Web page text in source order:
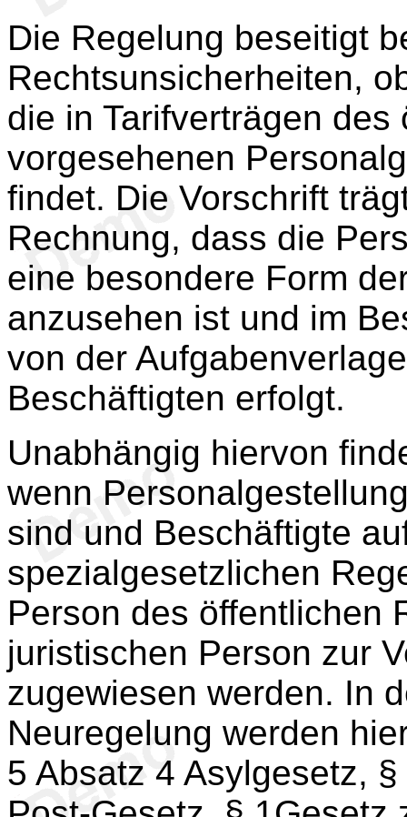
Die Regelung beseitigt
Rechtsunsicherheiten,
die in Tarifverträgen
vorgesehenen
findet. Die Vorschrift
Rechnung, dass die
eine besondere Form
anzusehen ist und im
von der
Beschäftigten erfolgt.
Unabhängig hiervon
wenn
sind und Beschäftigte
spezialgesetzlichen
Person des öffentlichen
juristischen Person zur
zugewiesen werden. In
Neuregelung werden
5 Absatz 4 Asylgesetz,